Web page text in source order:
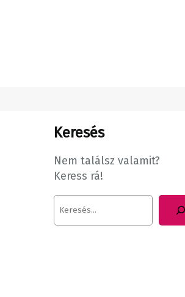
Keresés
Nem találsz valamit?
Keress rá!
e